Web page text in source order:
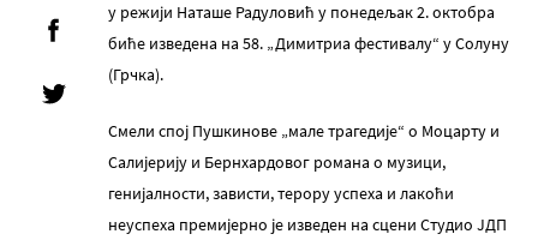
у режији Наташе Радуловић у понедељак 2. октобра
биће изведена на 58. „Димитриа фестивалу“ у Солуну
(Грчка).
Смели спој Пушкинове „мале трагедије“ о Моцарту и
Салијерију и Бернхардовог романа о музици,
генијалности, зависти, терору успеха и лакоћи
неуспеха премијерно је изведен на сцени Студио ЈДП